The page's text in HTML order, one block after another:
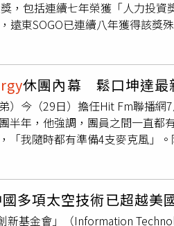
情表示：「那年我們各奔東西後
唱由自己創作、獻給父親的台語
希望你聽到。」一句話讓他當場
子曾無數次懷疑自己：「離開團
中褪色？」然而肩負家庭責任的
歌的機會，他都全力以赴；一路
的演出。（圖／相信音樂提供）
」不過情緒潰堤會不會影響唱歌
理智地去控制。」新專輯中〈最
對他來說意義太重大了，並說小
爸爸影響，孝順的他也說這次
洶洶，他苦笑說自從Energy復出
拜祈求好天氣。對於這次的颱風
都很辛苦，希望大家都能平安。
，包括連續七年榮獲「人力投
遠東SOGO已連續八年獲得該獎
表示：「永續的真正價值不僅在
，讓永續成為消費者、供應商
創百貨第一、導入生鮮容器rPET
）遠東SOGO以「節能減排
導獎」殊榮。作為國際倡議「智
2028年前提升能源生產力
AIoT智慧能控系統，節能效率提
依據現行綠色採購辦法，凡企業
商機，協助政府擴大產業綠色
職場典範。2025年連續4年全員
，全面提升員工專業能力與永續
休團內幕 鬆口坤達最
）今（29日）擔任Hit Fm聯播
半年，他強調，團員之間一直都
「我隨時都有準備4支麥克風」
目前沒有團體活動，
很重要的里程碑」。至於團員
示：「真的非常恭喜他。」不過
替他開心」。」身為3個孩子的
多項太空技術已超越美
新基金會」（Information